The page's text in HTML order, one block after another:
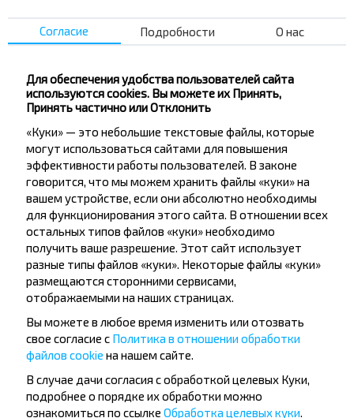
Подписаться
Вопрос - Ответ
Как приобрести билеты на автобус?
Существуют ли ограничения на
поездку Минск-Заболотье, Буда-
Согласие Подробности О нас
Для обеспечения удобства пользователей сайта
используются cookies. Вы можете их Принять,
Принять частично или Отклонить
«Куки» — это небольшие текстовые файлы, которые
могут использоваться сайтами для повышения
эффективности работы пользователей. В законе
говорится, что мы можем хранить файлы «куки» на
вашем устройстве, если они абсолютно необходимы
для функционирования этого сайта. В отношении всех
остальных типов файлов «куки» необходимо
получить ваше разрешение. Этот сайт использует
разные типы файлов «куки». Некоторые файлы «куки»
размещаются сторонними сервисами,
отображаемыми на наших страницах.
Вы можете в любое время изменить или отозвать
свое согласие с Политика в отношении обработки
файлов cookie на нашем сайте.
В случае дачи согласия с обработкой целевых Куки,
подробнее о порядке их обработки можно
ознакомиться по ссылке Обработка целевых куки